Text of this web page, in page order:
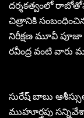
దర్శకత్వంలో
చిత్రానికి
నిరీక్షణ మూవీ పూజా
రవీంద్ర వంటి వారు
సురేష్ బాబు
ముహూర్తపు